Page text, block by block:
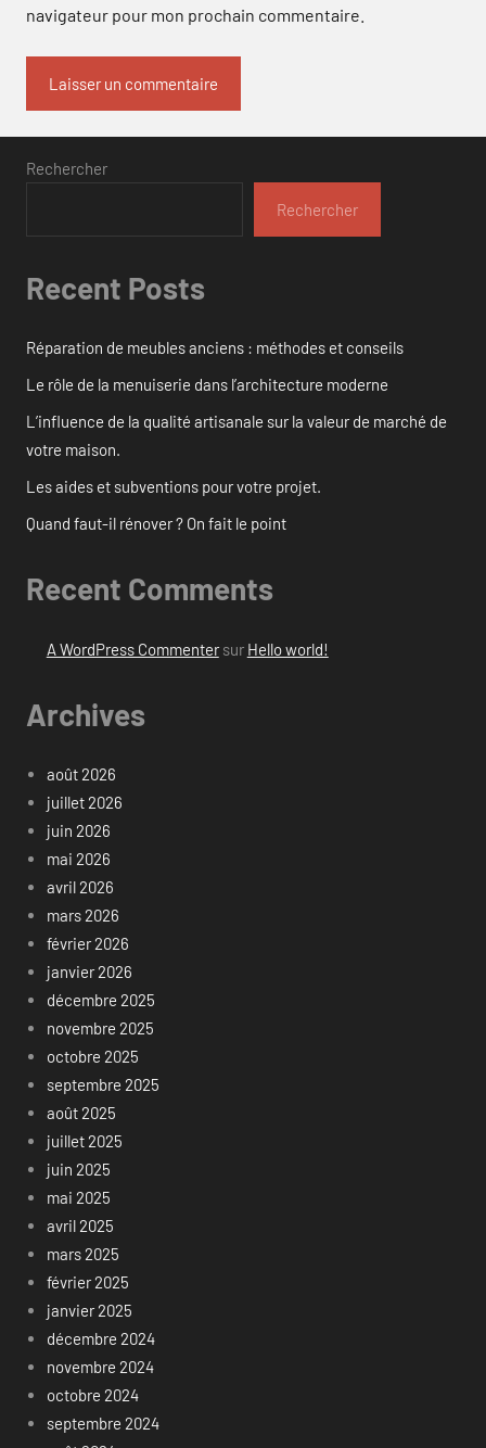
navigateur pour mon prochain commentaire.
Rechercher
Rechercher
Recent Posts
Réparation de meubles anciens : méthodes et conseils
Le rôle de la menuiserie dans l’architecture moderne
L’influence de la qualité artisanale sur la valeur de marché de
votre maison.
Les aides et subventions pour votre projet.
Quand faut-il rénover ? On fait le point
Recent Comments
A WordPress Commentersur Hello world!
Archives
août 2026
juillet 2026
juin 2026
mai 2026
avril 2026
mars 2026
février 2026
janvier 2026
décembre 2025
novembre 2025
octobre 2025
septembre 2025
août 2025
juillet 2025
juin 2025
mai 2025
avril 2025
mars 2025
février 2025
janvier 2025
décembre 2024
novembre 2024
octobre 2024
septembre 2024